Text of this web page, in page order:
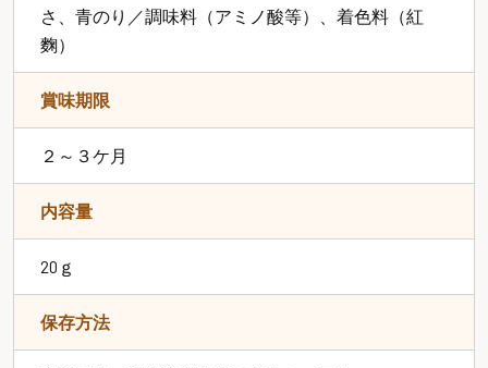
さ、青のり／調味料（アミノ酸等）、着色料（紅
麴）
賞味期限
２～３ケ月
内容量
20ｇ
保存方法